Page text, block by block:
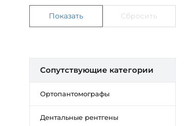
Сопутствующие категории
Ортопантомографы
Дентальные рентгены